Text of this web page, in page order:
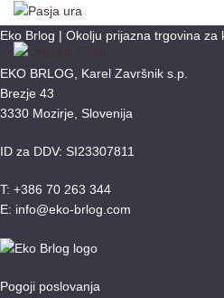
Eko Brlog | Okolju prijazna trgovina za
EKO BRLOG, Karel Završnik s.p.
Brezje 43
3330 Mozirje, Slovenija
ID za DDV: SI23307811
T: +386 70 263 344
E: info@eko-brlog.com
Pogoji poslovanja